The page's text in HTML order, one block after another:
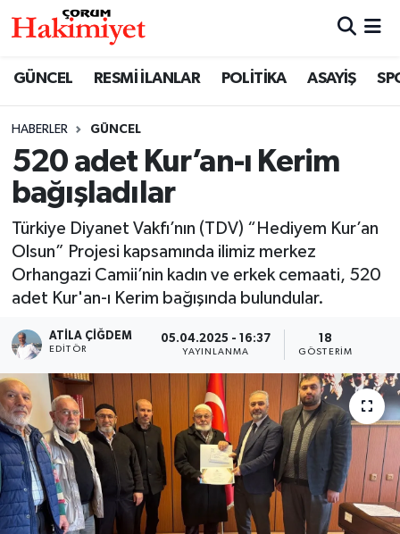
GÜNCEL RESMİ İLANLAR POLİTİKA ASAYİŞ
HABERLER GÜNCEL
520 adet Kur’an-ı Kerim
bağışladılar
Türkiye Diyanet Vakfı’nın (TDV) “Hediyem Kur’an
Olsun” Projesi kapsamında ilimiz merkez
Orhangazi Camii’nin kadın ve erkek cemaati, 520
adet Kur'an-ı Kerim bağışında bulundular.
ATILA ÇIĞDEM
EDITÖR
05.04.2025 - 16:37
YAYINLANMA
18
GÖSTERIM
SAĞLIK
ASAYİŞ
EKONOMİ
GÜNCEL
AKTÜEL
EĞİTİM
İLÇELER
OTOPARK
TEKNOLOJİ
Nöbetçi Eczaneler
Çorum Namaz Vakitleri
Trafik Durumu
Süper Lig Puan Durumu ve Fikstür
Tüm Manşetler
Son Dakika Haberleri
Haber Arşivi